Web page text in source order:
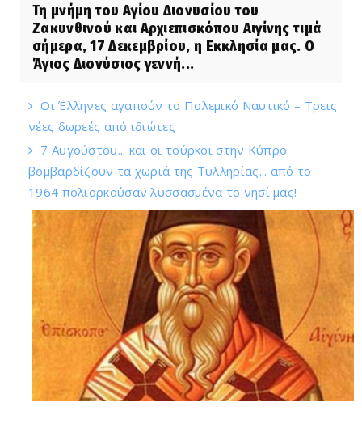
Τη μνήμη του Αγίου Διονυσίου του
Ζακυνθινού και Αρχιεπισκόπου Αιγίνης τιμά
σήμερα, 17 Δεκεμβρίου, η Εκκλησία μας. Ο
Άγιος Διονύσιος γεννή...
Οι Έλληνες αγαπούν το Πολεμικό Ναυτικό – Τρεις
νέες δωρεές από ιδιώτες
7 Αυγούστου... και οι τούρκοι στην Κύπρο
βομβαρδίζουν τα χωριά της Τυλληρίας... από το
1964 πολιορκούσαν λυσσασμένα το νησί μας!